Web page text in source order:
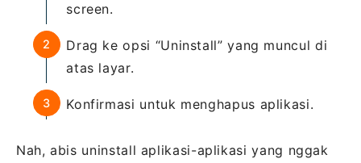
screen.
Drag ke opsi “Uninstall” yang muncul di
atas layar.
Konfirmasi untuk menghapus aplikasi.
Nah, abis uninstall aplikasi-aplikasi yang nggak